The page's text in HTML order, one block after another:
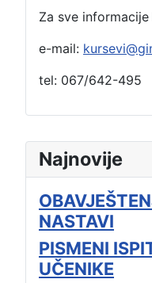
Najnovije
NASTAVI
PISMENI
UČENIKE
Za sve
e-mail:
tel: 067/642-495